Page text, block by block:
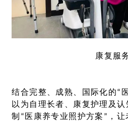
康复服
结合完整、成熟、国际化的“
以为自理长者、康复护理及
制“医康养专业照护方案”，让